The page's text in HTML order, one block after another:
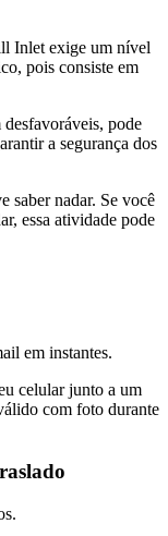
Inlet exige um nível
pois consiste em
pode
a segurança dos
saber nadar. Se você
essa atividade pode
em instantes.
celular junto a um
com foto durante